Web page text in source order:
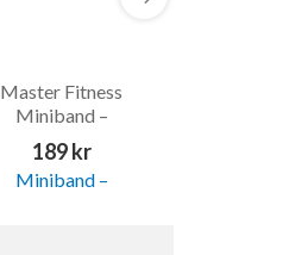
Master Fitness
Miniband –
Träningsband
189 kr